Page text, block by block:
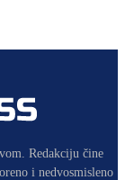
Redakciju čine
i nedvosmisleno